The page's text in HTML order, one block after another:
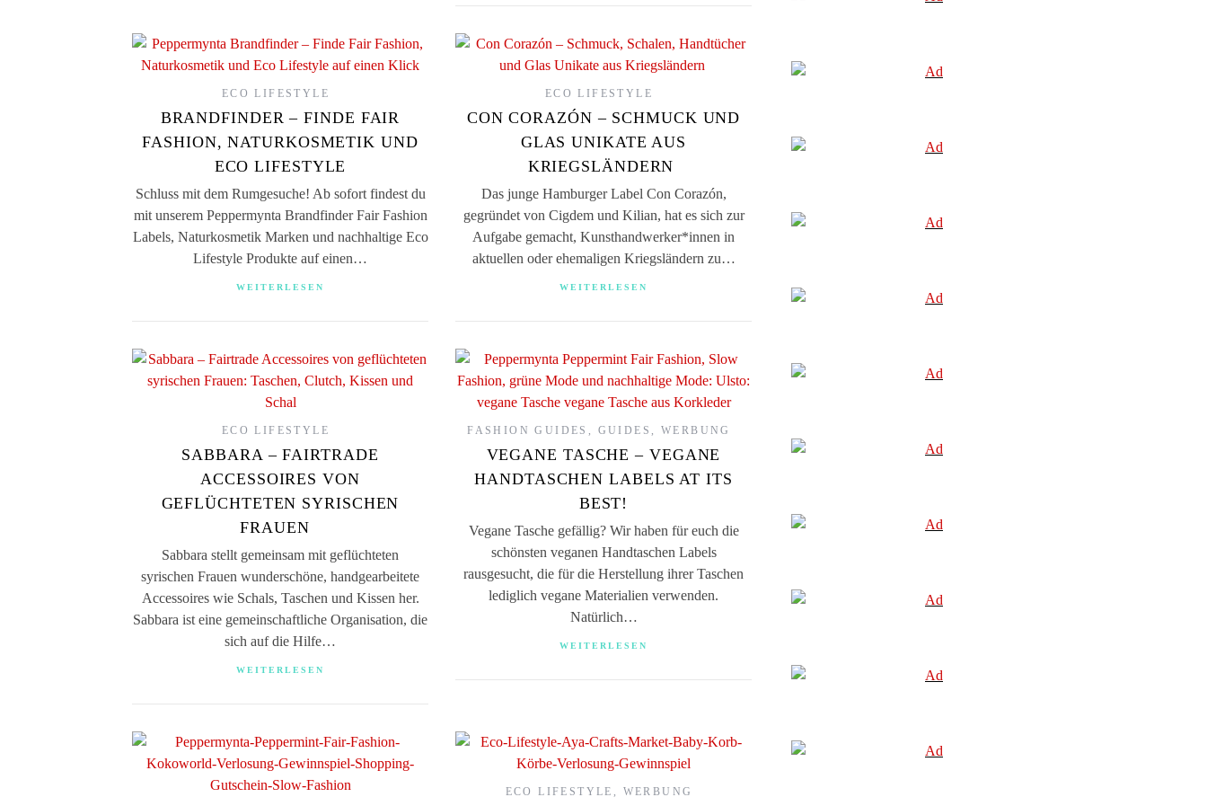
ECO LIFESTYLE
BRANDFINDER – FINDE FAIR
FASHION, NATURKOSMETIK UND
ECO LIFESTYLE
Schluss mit dem Rumgesuche! Ab sofort findest du
mit unserem Peppermynta Brandfinder Fair Fashion
Labels, Naturkosmetik Marken und nachhaltige Eco
Lifestyle Produkte auf einen…
WEITERLESEN
ECO LIFESTYLE
CON CORAZÓN – SCHMUCK UND
GLAS UNIKATE AUS
KRIEGSLÄNDERN
Das junge Hamburger Label Con Corazón,
gegründet von Cigdem und Kilian, hat es sich zur
Aufgabe gemacht, Kunsthandwerker*innen in
aktuellen oder ehemaligen Kriegsländern zu…
WEITERLESEN
ECO LIFESTYLE
SABBARA – FAIRTRADE
ACCESSOIRES VON
GEFLÜCHTETEN SYRISCHEN
FRAUEN
Sabbara stellt gemeinsam mit geflüchteten
syrischen Frauen wunderschöne, handgearbeitete
Accessoires wie Schals, Taschen und Kissen her.
Sabbara ist eine gemeinschaftliche Organisation, die
sich auf die Hilfe…
WEITERLESEN
FASHION GUIDES , GUIDES , WERBUNG
VEGANE TASCHE – VEGANE
HANDTASCHEN LABELS AT ITS
BEST!
Vegane Tasche gefällig? Wir haben für euch die
schönsten veganen Handtaschen Labels
rausgesucht, die für die Herstellung ihrer Taschen
lediglich vegane Materialien verwenden.
Natürlich…
WEITERLESEN
ECO LIFESTYLE , WERBUNG